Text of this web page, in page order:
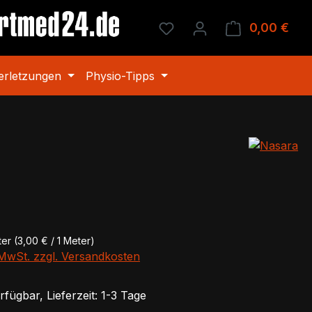
Du hast 0 Produkte auf
0,00 €
Physio-Tipps
(3,00 € / 1 Meter)
zzgl. Versandkosten
Lieferzeit: 1-3 Tage